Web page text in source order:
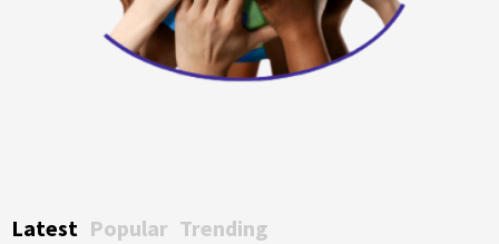
Latest Popular Trending